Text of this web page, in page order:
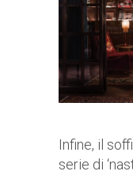
Infine, il
serie di